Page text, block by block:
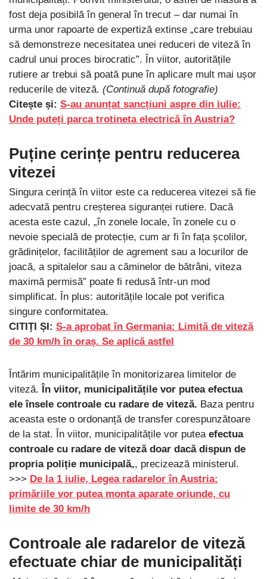
fost deja posibilă în general în trecut – dar numai în
urma unor rapoarte de expertiză extinse „care trebuiau
să demonstreze necesitatea unei reduceri de viteză în
cadrul unui proces birocratic”. În viitor, autoritățile
rutiere ar trebui să poată pune în aplicare mult mai ușor
reducerile de viteză. (Continuă după fotografie)
Citește și: S-au anunțat sancțiuni aspre din iulie:
Unde puteți parca trotineta electrică în Austria?
Puține cerințe pentru reducerea
vitezei
Singura cerință în viitor este ca reducerea vitezei să fie
adecvată pentru creșterea siguranței rutiere. Dacă
acesta este cazul, „în zonele locale, în zonele cu o
nevoie specială de protecție, cum ar fi în fața școlilor,
grădinițelor, facilităților de agrement sau a locurilor de
joacă, a spitalelor sau a căminelor de bătrâni, viteza
maximă permisă” poate fi redusă într-un mod
simplificat. În plus: autoritățile locale pot verifica
singure conformitatea.
CITIȚI ȘI: S-a aprobat în Germania: Limită de viteză
de 30 km/h în oraș. Se aplică astfel
Întărim municipalitățile în monitorizarea limitelor de
viteză. În viitor, municipalitățile vor putea efectua
ele însele controale cu radare de viteză. Baza pentru
aceasta este o ordonanță de transfer corespunzătoare
de la stat. În viitor, municipalitățile vor putea efectua
controale cu radare de viteză doar dacă dispun de
propria poliție municipală„, precizează ministerul.
>>> De la 1 iulie, Legea radarelor în Austria:
primăriile vor putea monta aparate oriunde, cu
limite de 30 km/h
Controale ale radarelor de viteză
efectuate chiar de municipalități